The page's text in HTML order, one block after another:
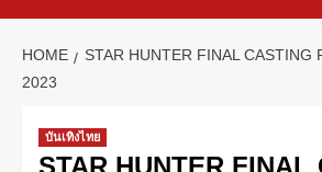
HOME
STAR HUNTER FINAL CASTING
2023
บันเทิงไทย